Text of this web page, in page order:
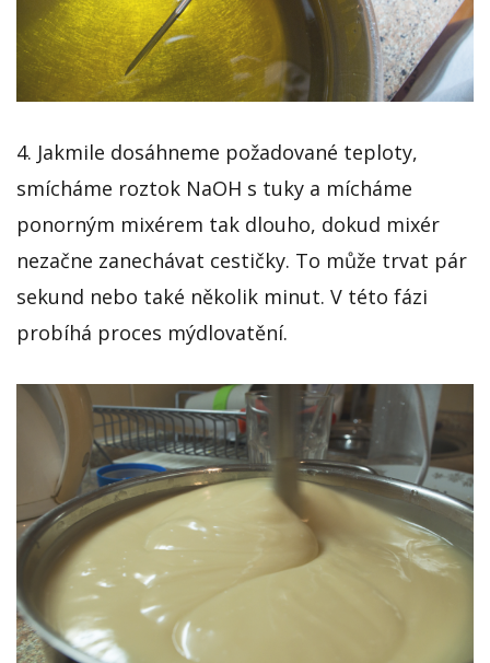
4. Jakmile dosáhneme požadované teploty,
smícháme roztok NaOH s tuky a mícháme
ponorným mixérem tak dlouho, dokud mixér
nezačne zanechávat cestičky. To může trvat pár
sekund nebo také několik minut. V této fázi
probíhá proces mýdlovatění.